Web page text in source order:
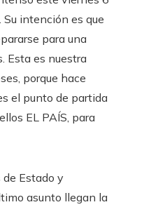
Su intención es que
para una
Esta es nuestra
porque hace
el punto de partida
EL PAÍS, para
Estado y
asunto llegan la